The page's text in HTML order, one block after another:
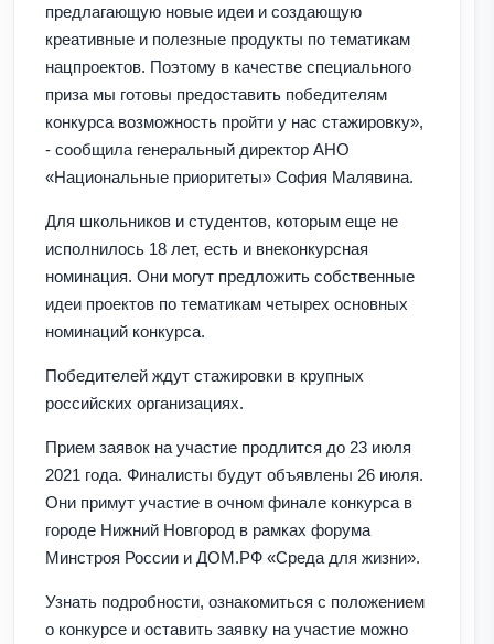
предлагающую новые идеи и создающую
креативные и полезные продукты по тематикам
нацпроектов. Поэтому в качестве специального
приза мы готовы предоставить победителям
конкурса возможность пройти у нас стажировку»,
- сообщила генеральный директор АНО
«Национальные приоритеты» София Малявина.
Для школьников и студентов, которым еще не
исполнилось 18 лет, есть и внеконкурсная
номинация. Они могут предложить собственные
идеи проектов по тематикам четырех основных
номинаций конкурса.
Победителей ждут стажировки в крупных
российских организациях.
Прием заявок на участие продлится до 23 июля
2021 года. Финалисты будут объявлены 26 июля.
Они примут участие в очном финале конкурса в
городе Нижний Новгород в рамках форума
Минстроя России и ДОМ.РФ «Среда для жизни».
Узнать подробности, ознакомиться с положением
о конкурсе и оставить заявку на участие можно